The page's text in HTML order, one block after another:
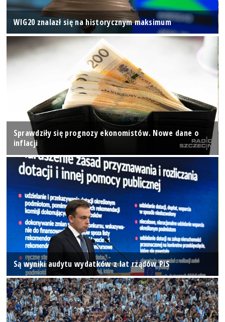
WIG20 znalazł się na historycznym maksimum
Sprawdziły się prognozy ekonomistów. Nowe dane o
inflacji
Są wyniki audytu wydatków z lat rządów PiS